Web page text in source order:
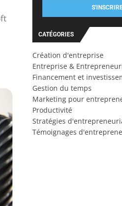
CATÉGORIES
Création d'entreprise
Entreprise &
Financement et
Gestion du temps
Marketing pour
Productivité
Stratégies
Témoignages